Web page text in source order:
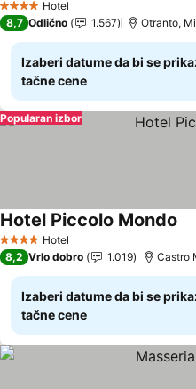
4 ZvezdiceHotel
8,7 Odlično 1.567 Otranto,
Izaberi datume da bi se
tačne cene
Popularan izbor
4 ZvezdiceHotel
Hotel Piccolo Mondo
8,2 Vrlo dobro 1.019 Castro
Izaberi datume da bi se
tačne cene